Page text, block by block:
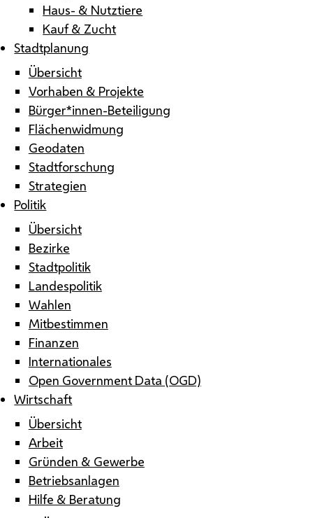
Haus- & Nutztiere
Kauf & Zucht
Stadtplanung
Übersicht
Vorhaben & Projekte
Bürger*innen-Beteiligung
Flächenwidmung
Geodaten
Stadtforschung
Strategien
Politik
Übersicht
Bezirke
Stadtpolitik
Landespolitik
Wahlen
Mitbestimmen
Finanzen
Internationales
Open Government Data (OGD)
Wirtschaft
Übersicht
Arbeit
Gründen & Gewerbe
Betriebsanlagen
Hilfe & Beratung